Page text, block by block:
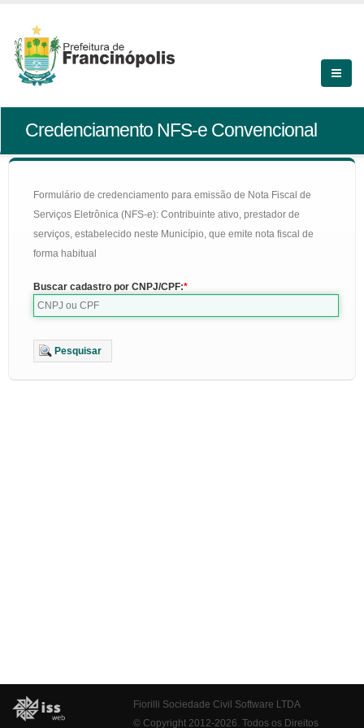
Credenciamento NFS-e Convencional
Formulário de credenciamento para emissão de Nota Fiscal de
Serviços Eletrônica (NFS-e): Contribuinte ativo, prestador de
serviços, estabelecido neste Município, que emite nota fiscal de
forma habitual
Buscar cadastro por CNPJ/CPF:
Pesquisar
Fiorilli Sociedade Civil Software LTDA
© Copyright 2012-2026. Todos os Direitos